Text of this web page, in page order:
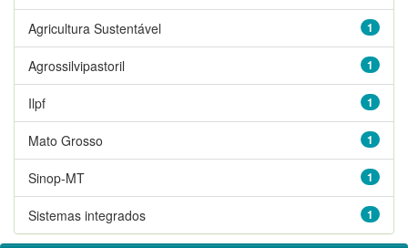
1
Agricultura Sustentável
1
Agrossilvipastoril
1
Ilpf
1
Mato Grosso
1
Sinop-MT
1
Sistemas integrados